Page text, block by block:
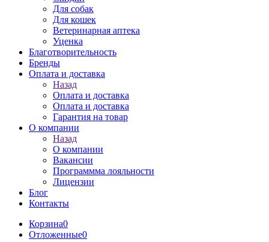
Для собак
Для кошек
Ветеринарная аптека
Уценка
Благотворительность
Бренды
Оплата и доставка
Назад
Оплата и доставка
Оплата и доставка
Гарантия на товар
О компании
Назад
О компании
Вакансии
Программма лояльности
Лицензии
Блог
Контакты
Корзина0
Отложенные0